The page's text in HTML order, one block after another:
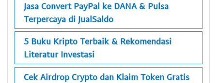
Jasa Convert PayPal ke DANA & Pulsa
Terpercaya di JualSaldo
5 Buku Kripto Terbaik & Rekomendasi
Literatur Investasi
Cek Airdrop Crypto dan Klaim Token Gratis